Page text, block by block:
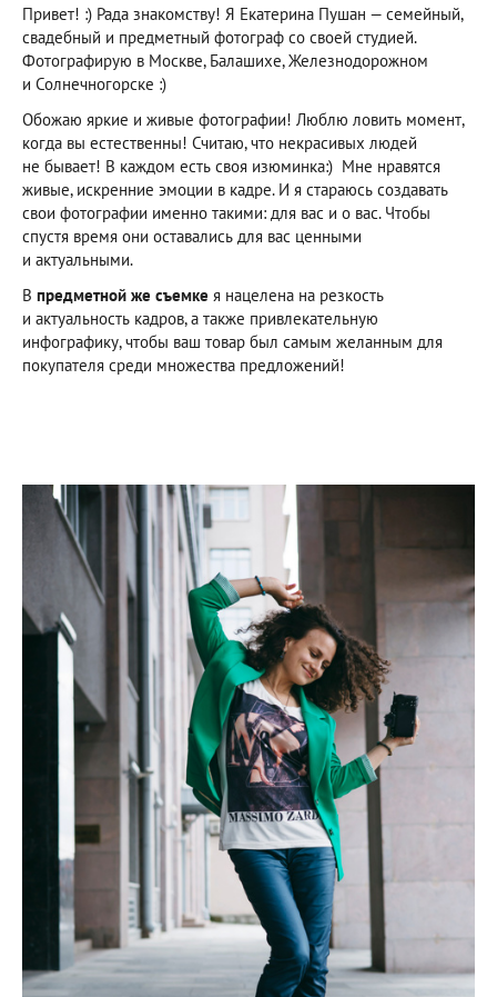
Привет! :) Рада знакомству! Я Екатерина Пушан — семейный,
свадебный и предметный фотограф со своей студией.
Фотографирую в Москве, Балашихе, Железнодорожном
и Солнечногорске :)
Обожаю яркие и живые фотографии! Люблю ловить момент,
когда вы естественны! Считаю, что некрасивых людей
не бывает! В каждом есть своя изюминка:) Мне нравятся
живые, искренние эмоции в кадре. И я стараюсь создавать
свои фотографии именно такими: для вас и о вас. Чтобы
спустя время они оставались для вас ценными
и актуальными.
В предметной же съемке я нацелена на резкость
и актуальность кадров, а также привлекательную
инфографику, чтобы ваш товар был самым желанным для
покупателя среди множества предложений!